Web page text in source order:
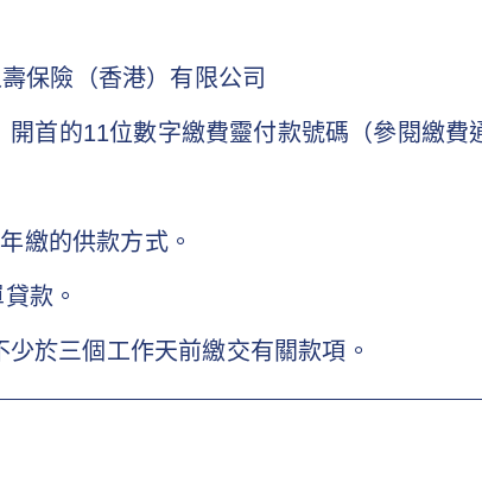
保險（香港）有限公司
開首的11位數字繳費靈付款號碼（參閱繳費
繳的供款方式。
款。
於三個工作天前繳交有關款項。